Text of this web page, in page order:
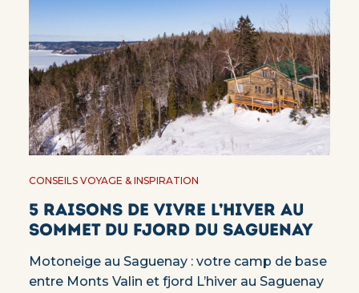
CONSEILS VOYAGE & INSPIRATION
5 raisons de vivre l’hiver au
sommet du fjord du Saguenay
Motoneige au Saguenay : votre camp de base
entre Monts Valin et fjord L’hiver au Saguenay